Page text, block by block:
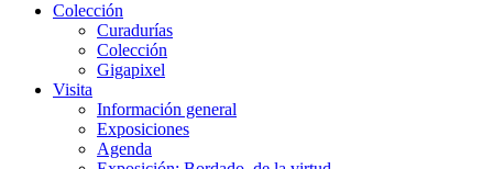
Colección
Curadurías
Colección
Gigapixel
Visita
Información general
Exposiciones
Agenda